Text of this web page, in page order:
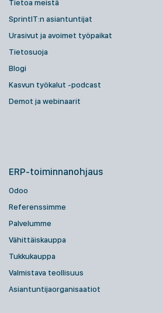
Tietoa meistä
SprintIT:n asiantuntijat
Urasivut ja avoimet työpaikat
Tietosuoja
Blogi
Kasvun työkalut -podcast
Demot ja webinaarit
ERP-toiminnanohjaus
Odoo
Referenssimme
Palvelumme
Vähittäiskauppa
Tukkukauppa
Valmistava teollisuus
Asiantuntijaorganisaatiot